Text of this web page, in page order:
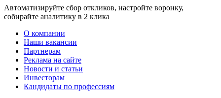
Автоматизируйте сбор откликов, настройте воронку,
собирайте аналитику в 2 клика
О компании
Наши вакансии
Партнерам
Реклама на сайте
Новости и статьи
Инвесторам
Кандидаты по профессиям